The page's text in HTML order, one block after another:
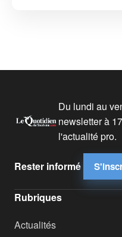
Du lundi au
newsletter à
l'actualité pro.
Rester informé
Rubriques
Actualités